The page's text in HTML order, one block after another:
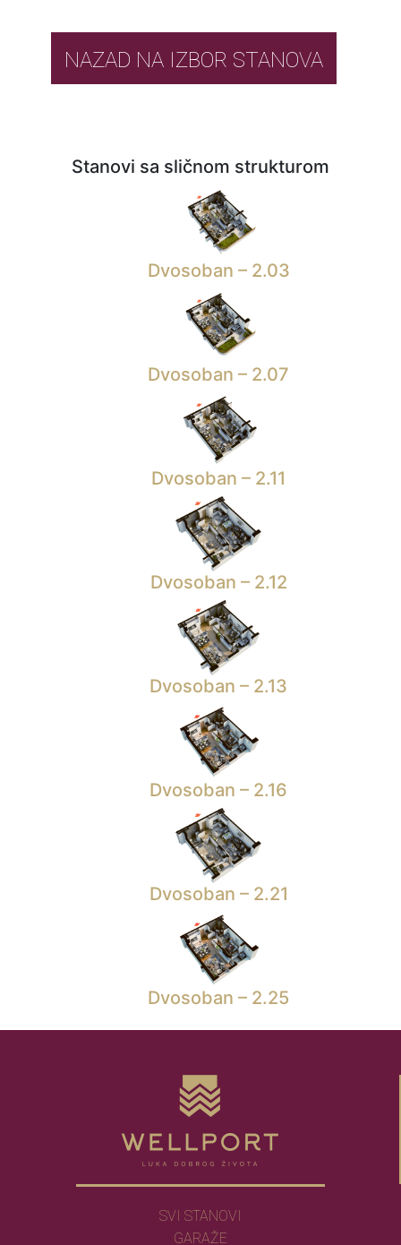
NAZAD NA IZBOR STANOVA
Stanovi sa sličnom strukturom
Dvosoban – 2.03
Dvosoban – 2.07
Dvosoban – 2.11
Dvosoban – 2.12
Dvosoban – 2.13
Dvosoban – 2.16
Dvosoban – 2.21
Dvosoban – 2.25
SVI STANOVI
GARAŽE